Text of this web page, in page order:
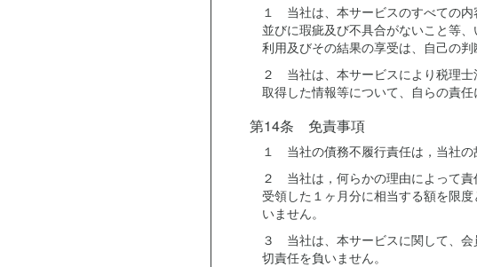
１ 当社は、本サービスのすべての内
並びに瑕疵及び不具合がないこと等
利用及びその結果の享受は、自己の
２ 当社は、本サービスにより税理士
取得した情報等について、自らの責
第14条 免責事項
１ 当社の債務不履行責任は，当社の
２ 当社は，何らかの理由によって責
受領した１ヶ月分に相当する額を限
いません。
３ 当社は、本サービスに関して、会
切責任を負いません。